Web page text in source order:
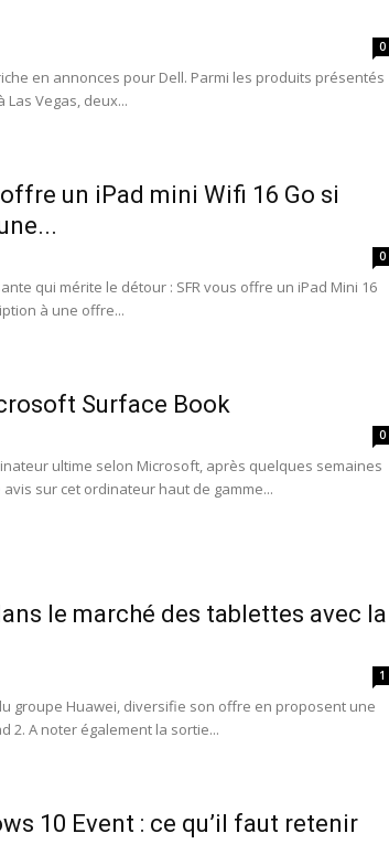
0
riche en annonces pour Dell. Parmi les produits présentés
Vegas, deux...
offre un iPad mini Wifi 16 Go si
0
qui mérite le détour : SFR vous offre un iPad Mini 16
à une offre...
Surface Book
0
ultime selon Microsoft, après quelques semaines
sur cet ordinateur haut de gamme...
le marché des tablettes avec la
1
groupe Huawei, diversifie son offre en proposent une
2. A noter également la sortie...
10 Event : ce qu’il faut retenir